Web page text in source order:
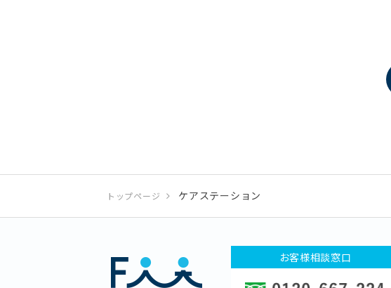
トップページ ケアステーション
お客様相談窓口